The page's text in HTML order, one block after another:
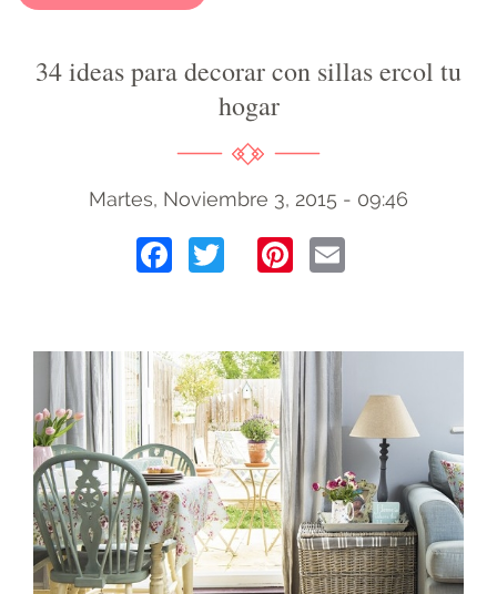
34 ideas para decorar con sillas ercol tu
hogar
Martes, Noviembre 3, 2015 - 09:46
Facebook
TwitterPinterest
Email